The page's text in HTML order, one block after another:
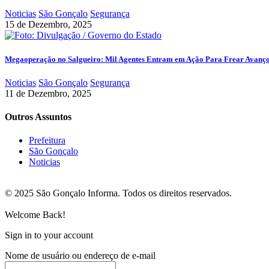
Noticias São Gonçalo Segurança
15 de Dezembro, 2025
Megaoperação no Salgueiro: Mil Agentes Entram em Ação Para Frear
Noticias São Gonçalo Segurança
11 de Dezembro, 2025
Outros Assuntos
Prefeitura
São Gonçalo
Noticias
© 2025 São Gonçalo Informa. Todos os direitos reservados.
Welcome Back!
Sign in to your account
Nome de usuário ou endereço de e-mail